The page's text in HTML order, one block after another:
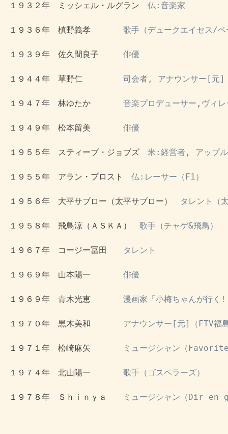
１９３２年　ミッシェル・ルグラン 仏:音楽家
１９３６年　槙野義孝 歌手（デュークエイセス/ベ
１９３９年　佐久間良子 俳優
１９４４年　草野仁 司会者, アナウンサー[元]
１９４７年　林ゆたか 音楽プロデューサー,ヴィレ
１９４９年　松本留美 俳優
１９５５年　スティーブ・ジョブズ 米:経営者, アップル
１９５５年　アラン・プロスト 仏:レーサー（F1）
１９５６年　大平サブロー（太平サブロー） タレント（
１９５８年　飛鳥涼（ＡＳＫＡ） 歌手（チャゲ&飛鳥）
１９６７年　コージー冨田 タレント
１９６９年　山本陽一 俳優
１９６９年　青木光恵 漫画家「小梅ちゃんが行く
１９７０年　黒木美和 アナウンサー[元]（FTV福
１９７１年　松崎麻矢 ミュージシャン（
１９７４年　北山陽一 歌手（ゴスペラーズ）
１９７８年　Ｓｈｉｎｙａ ミュージシャン（Dir en